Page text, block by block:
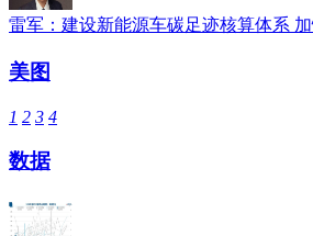
雷军：建设新能源车碳足迹核算体系
美图
1 2 3 4
数据